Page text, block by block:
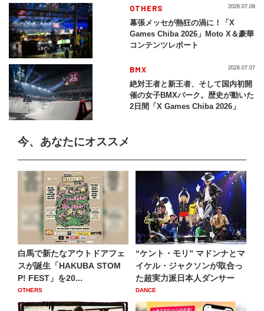
2026」
OTHERS
幕張メッセが熱狂の渦に！「X
Games Chiba 2026」Moto X＆豪華
コンテンツレポート
2026.07.09
BMX
絶対王者と新王者、そして国内初開
催の女子BMXパーク。歴史が動いた
2日間「X Games Chiba 2026」
2026.07.07
今、あなたにオススメ
白馬で新たなアウトドアフェ
スが誕生「HAKUBA STOM
P! FEST」を20...
OTHERS
“ケント・モリ” マドンナとマ
イケル・ジャクソンが取合っ
た超実力派日本人ダンサー
DANCE